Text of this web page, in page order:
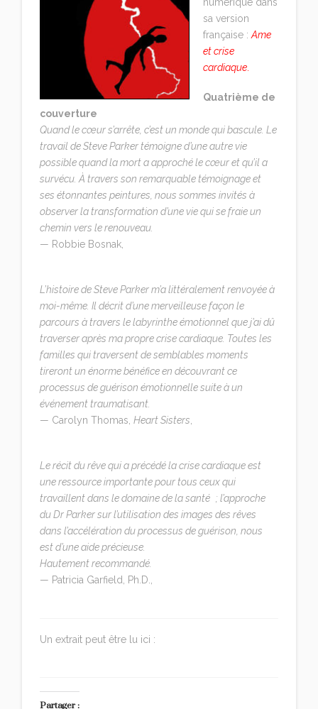
sa version
française : Ame
et crise
cardiaque.
Quatrième de
couverture
Quand le cœur s’arrête, c’est un monde qui bascule. Le
travail de Steve Parker témoigne d’une autre vie
possible quand la mort a approché le cœur et qu’il a
survécu. À travers son remarquable témoignage et
ses étonnantes peintures, nous sommes invités à
observer la transformation d’une vie qui se fraie un
chemin vers le renouveau.
— Robbie Bosnak,
L’histoire de Steve Parker m’a littéralement renvoyée à
moi-même. Il décrit d’une merveilleuse façon le
parcours à travers le labyrinthe émotionnel que j’ai dû
traverser après ma propre crise cardiaque. Toutes les
familles qui traversent de semblables moments
tireront un énorme bénéfice en découvrant ce
processus de guérison émotionnelle suite à un
événement traumatisant.
— Carolyn Thomas,Heart Sisters
Le récit du rêve qui a précédé la crise cardiaque est
une ressource importante pour tous ceux qui
travaillent dans le domaine de la santé ; l’approche
du Dr Parker sur l’utilisation des images des rêves
dans l’accélération du processus de guérison, nous
est d’une aide précieuse.
Hautement recommandé.
— Patricia Garfield, Ph.D.,
Un extrait peut être lu ici :
Partager :